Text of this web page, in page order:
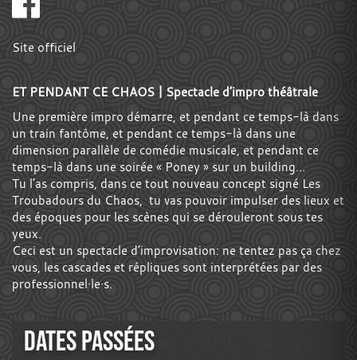
Site officiel
ET PENDANT CE CHAOS | Spectacle d’impro théâtrale
Une première impro démarre, et pendant ce temps-là dans
un train fantôme, et pendant ce temps-là dans une
dimension parallèle de comédie musicale, et pendant ce
temps-là dans une soirée « Poney » sur un building…
Tu l’as compris, dans ce tout nouveau concept signé Les
Troubadours du Chaos, tu vas pouvoir impulser des lieux et
des époques pour les scènes qui se dérouleront sous tes
yeux.
Ceci est un spectacle d’improvisation: ne tentez pas ça chez
vous, les cascades et répliques sont interprétées par des
professionnel·le·s.
DATES PASSÉES